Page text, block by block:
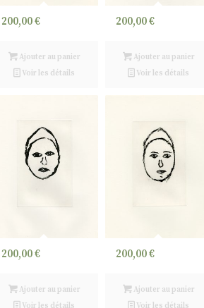
200,00€
Ajouter au panier
Voir les détails
200,00€
Ajouter au panier
Voir les détails
200,00€
Ajouter au panier
200,00€
Ajouter au panier